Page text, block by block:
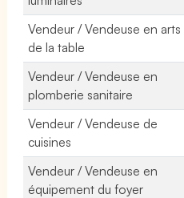
Vendeur / Vendeuse en arts
de la table
Vendeur / Vendeuse en
plomberie sanitaire
Vendeur / Vendeuse de
cuisines
Vendeur / Vendeuse en
équipement du foyer